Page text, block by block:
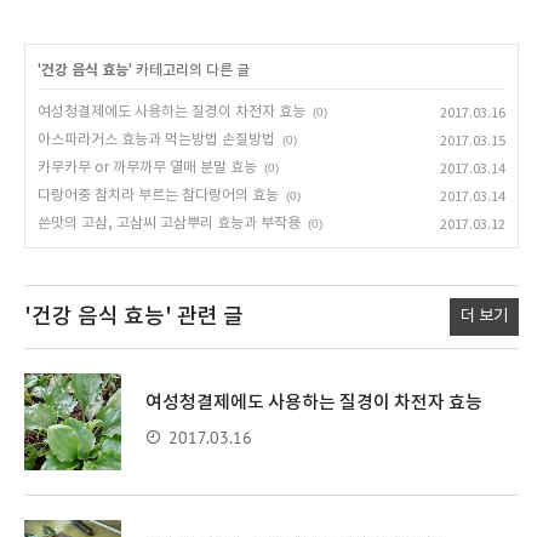
'건강 음식 효능' 카테고리의 다른 글
여성청결제에도 사용하는 질경이 차전자 효능 (0)
2017.03.16
아스파라거스 효능과 먹는방법 손질방법
(0)
2017.03.15
카무카무 or 까무까무 열매 분말 효능 (0)
2017.03.14
다랑어중 참치라 부르는 참다랑어의 효능 (0)
2017.03.14
쓴맛의 고삼, 고삼씨 고삼뿌리 효능과 부작용 (0) 2017.03.12
'건강 음식 효능' 관련 글 더 보기
여성청결제에도 사용하는 질경이 차전자 효능
2017.03.16